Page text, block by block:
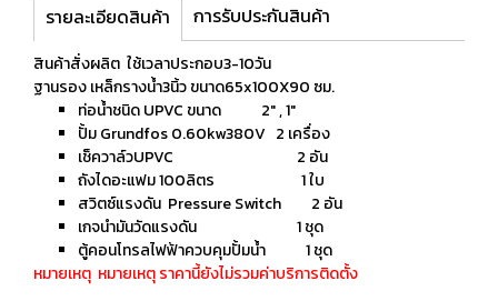
รายละเอียดสินค้า การรับประกันสินค้า
สินค้าสั่งผลิต ใช้เวลาประกอบ3-10วัน
ฐานรอง เหล็กรางน้ำ3นิ้ว ขนาด65x100X90 ซม.
ท่อน้ำชนิด UPVC ขนาด 2" , 1"
ปั้ม Grundfos 0.60kw380V 2 เครื่อง
เช็ควาล์วUPVC 2 อัน
ถังไดอะแฟม 100ลิตร 1 ใบ
สวิตซ์แรงดัน Pressure Switch 2 อัน
เกจนำมันวัดแรงดัน 1 ชุด
ตู้คอนโทรลไฟฟ้าควบคุมปั้มน้ำ 1 ชุด
หมายเหตุ หมายเหตุ ราคานี้ยังไม่รวมค่าบริการติดตั้ง